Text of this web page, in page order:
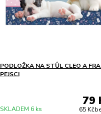
PODLOŽKA NA STŮL CLEO A
PEJSCI
79
65 Kč
SKLADEM 6 ks